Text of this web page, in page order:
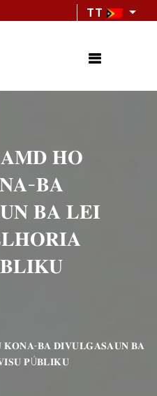
TT
𝐇𝐎
𝐁𝐀
𝐁𝐀 𝐋𝐄𝐈
𝐁𝐀 𝐃𝐈𝐕𝐔𝐋𝐆𝐀𝐒𝐀𝐔𝐍 𝐁𝐀
𝐏Ú𝐁𝐋𝐈𝐊𝐔